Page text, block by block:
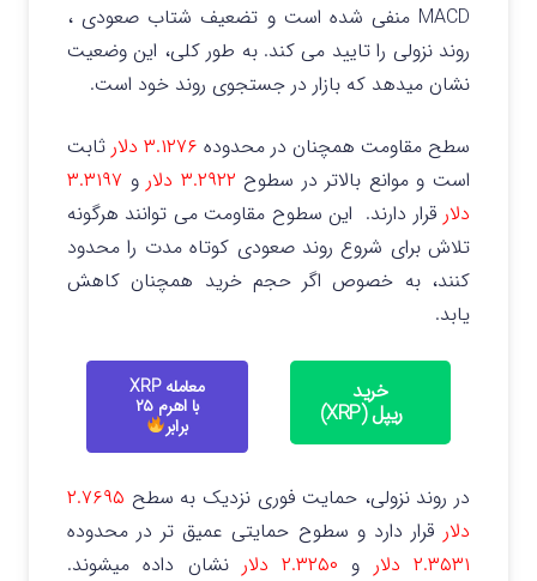
MACD منفی شده است و تضعیف شتاب صعودی ،
روند نزولی را تایید می کند. به طور کلی، این وضعیت
نشان میدهد که بازار در جستجوی روند خود است.
سطح مقاومت همچنان در محدوده ۳.۱۲۷۶ دلار
ثابت
است و موانع بالاتر در سطوح ۳.۲۹۲۲ دلار و ۳.۳۱۹۷
دلارقرار دارند. این سطوح مقاومت می توانند هرگونه
تلاش برای شروع روند صعودی کوتاه مدت را محدود
کنند، به خصوص اگر حجم خرید همچنان کاهش
یابد.
خرید
ریپل (XRP)
معامله XRP
با اهرم ۲۵
برابر
در روند نزولی، حمایت فوری نزدیک به سطح ۲.۷۶۹۵
دلار قرار دارد و سطوح حمایتی عمیق تر در محدوده
۲.۳۵۳۱ دلار
و ۲.۳۲۵۰ دلار
نشان داده میشوند.